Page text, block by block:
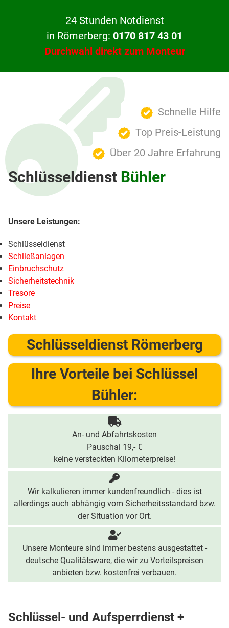
24 Stunden Notdienst
in Römerberg: 0170 817 43 01
Durchwahl direkt zum Monteur
Schnelle Hilfe
Top Preis-Leistung
Über 20 Jahre Erfahrung
Schlüsseldienst Bühler
Schlüsseldienst
Schließanlagen
Einbruchschutz
Sicherheitstechnik
Tresore
Preise
Kontakt
Schlüsseldienst Römerberg
Ihre Vorteile bei Schlüssel
Bühler:
An- und Abfahrtskosten
Pauschal 19,- €
keine versteckten Kilometerpreise!
Wir kalkulieren immer kundenfreundlich - dies ist
allerdings auch abhängig vom Sicherheitsstandard bzw.
der Situation vor Ort.
Unsere Monteure sind immer bestens ausgestattet -
deutsche Qualitätsware, die wir zu Vorteilspreisen
anbieten bzw. kostenfrei verbauen.
Schlüssel- und Aufsperrdienst +